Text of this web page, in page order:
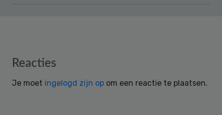
Reader
Reacties
Je moet ingelogd zijn op om een reactie te plaatsen.